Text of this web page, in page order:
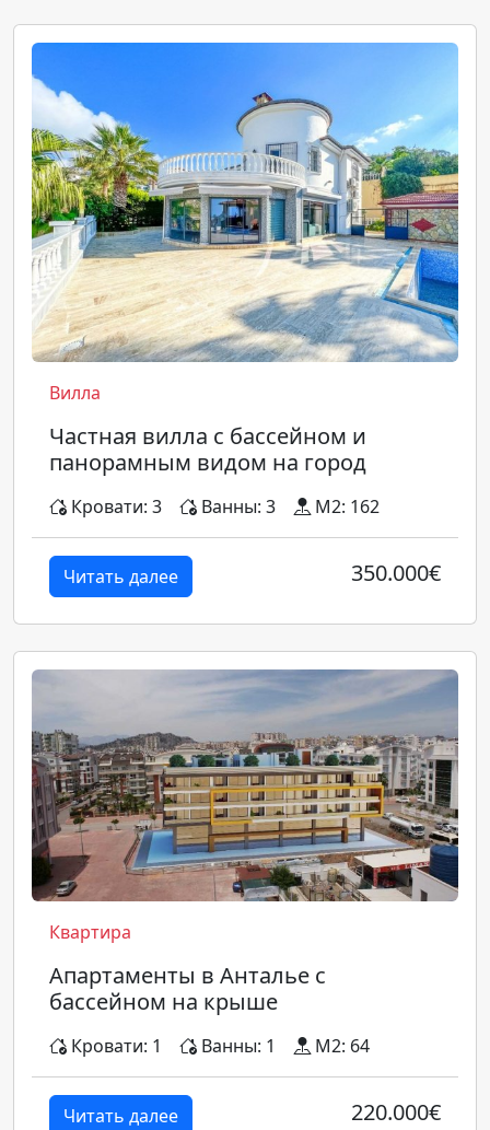
Вилла
Частная вилла с бассейном и
панорамным видом на город
Кровати: 3 Ванны: 3 M2: 162
Читать далее 350.000€
Квартира
Апартаменты в Анталье с
бассейном на крыше
Кровати: 1 Ванны: 1 M2: 64
Читать далее 220.000€